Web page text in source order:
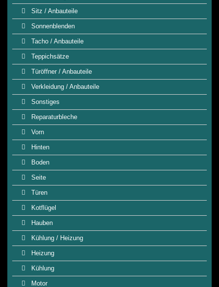
Sitz / Anbauteile
Sonnenblenden
Tacho / Anbauteile
Teppichsätze
Türöffner / Anbauteile
Verkleidung / Anbauteile
Sonstiges
Reparaturbleche
Vorn
Hinten
Boden
Seite
Türen
Kotflügel
Hauben
Kühlung / Heizung
Heizung
Kühlung
Motor